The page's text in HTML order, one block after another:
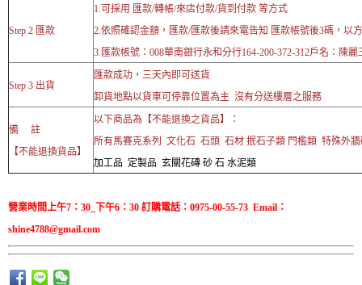
Step 2 匯款
1.可採用 匯款/轉帳/來店付款/貨到付款 等方式
2.依照確認金額，匯款/匯款後請來電告知 匯款帳號後3碼，以
3.匯款帳號：008華南銀行永和分行164-200-372-312戶名：陳麗
Step 3 出貨
匯款成功，三天內即可送貨
卸貨地點以貨車可停靠位置為主 沒有分送樓層之服務
備 註
【不能退換貨品】
以下商品為【不能退換之貨品】：
所有馬賽克系列 文化石 石頭 石材 抿石子類 門檻類 特殊外
加工品 定製品 玄關花磚 砂 石 水泥類
營業時間上午7：30_下午6：30 訂購電話：0975-00-55-73 Email：
shine4788@gmail.com